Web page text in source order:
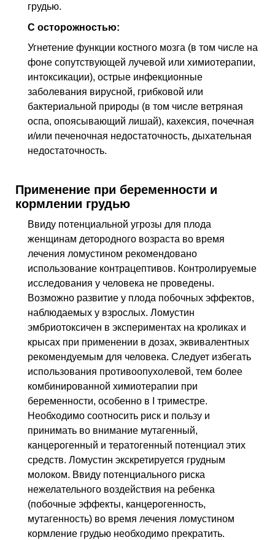
грудью.
С осторожностью:
Угнетение функции костного мозга (в том числе на
фоне сопутствующей лучевой или химиотерапии,
интоксикации), острые инфекционные
заболевания вирусной, грибковой или
бактериальной природы (в том числе ветряная
оспа, опоясывающий лишай), кахексия, почечная
и/или печеночная недостаточность, дыхательная
недостаточность.
Применение при беременности и
кормлении грудью
Ввиду потенциальной угрозы для плода
женщинам детородного возраста во время
лечения ломустином рекомендовано
использование контрацептивов. Контролируемые
исследования у человека не проведены.
Возможно развитие у плода побочных эффектов,
наблюдаемых у взрослых. Ломустин
эмбриотоксичен в экспериментах на кроликах и
крысах при применении в дозах, эквивалентных
рекомендуемым для человека. Следует избегать
использования противоопухолевой, тем более
комбинированной химиотерапии при
беременности, особенно в I триместре.
Необходимо соотносить риск и пользу и
принимать во внимание мутагенный,
канцерогенный и тератогенный потенциал этих
средств. Ломустин экскретируется грудным
молоком. Ввиду потенциального риска
нежелательного воздействия на ребенка
(побочные эффекты, канцерогенность,
мутагенность) во время лечения ломустином
кормление грудью необходимо прекратить.